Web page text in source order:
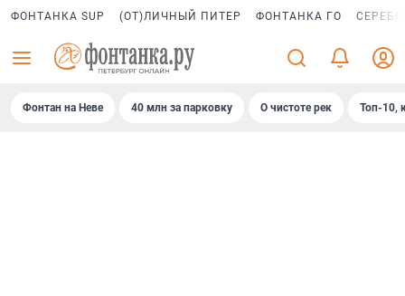
ФОНТАНКА SUP (ОТ)ЛИЧНЫЙ ПИТЕР ФОНТАНКА ГО
Фонтан на Неве 40 млн за парковку О чистоте рек Топ-10,